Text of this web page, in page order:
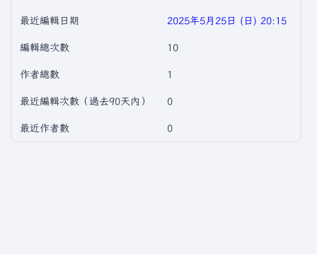
最近編輯日期 2025年5月25日 (日) 20:15
編輯總次數 10
作者總數 1
最近編輯次數（過去90天內） 0
最近作者數 0